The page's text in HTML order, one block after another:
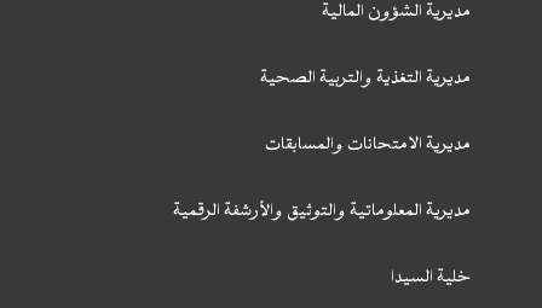
مديرية الشؤون المالية
مديرية التغذية والتربية الصحية
مديرية الامتحانات والمسابقات
مديرية المعلوماتية والتوثيق والأرشفة الرقمية
خلية السيدا